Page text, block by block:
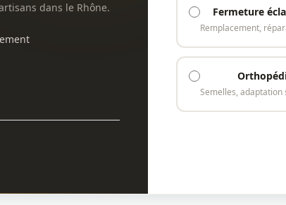
dans le Rhône.
Fermeture
Remplacement,
Semelles, adaptation